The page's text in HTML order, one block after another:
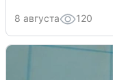
8 августа 120